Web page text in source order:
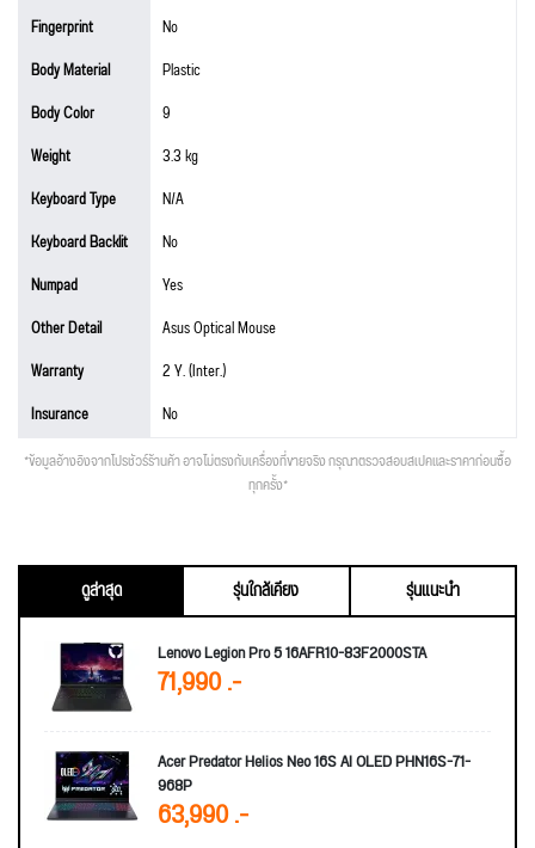
Fingerprint
No
Body Material
Plastic
Body Color
9
Weight
3.3 kg
Keyboard Type
N/A
Keyboard Backlit
No
Numpad
Yes
Other Detail
Asus Optical Mouse
Warranty
2 Y. (Inter.)
Insurance
No
*ข้อมูลอ้างอิงจากโปรชัวร์ร้านค้า อาจไม่ตรงกับเครื่องที่ขายจริง กรุณาตรวจสอบสเปคและราคาก่อนซื้อ
ทุกครั้ง*
ดูล่าสุด รุ่นใกล้เคียง
รุ่นแนะนำ
Lenovo Legion Pro 5 16AFR10-83F2000STA
71,990 .-
Acer Predator Helios Neo 16S AI OLED PHN16S-71-
968P
63,990 .-